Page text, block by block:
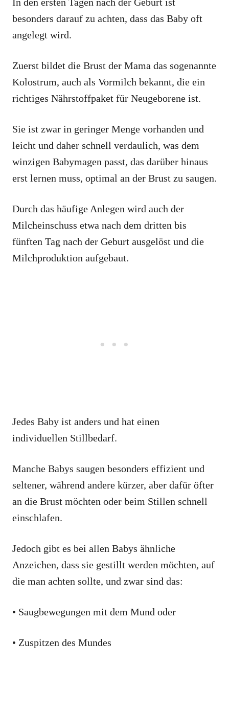
besonders darauf zu achten, dass das Baby oft
angelegt wird.
Zuerst bildet die Brust der Mama das sogenannte
Kolostrum, auch als Vormilch bekannt, die ein
richtiges Nährstoffpaket für Neugeborene ist.
Sie ist zwar in geringer Menge vorhanden und
leicht und daher schnell verdaulich, was dem
winzigen Babymagen passt, das darüber hinaus
erst lernen muss, optimal an der Brust zu saugen.
Durch das häufige Anlegen wird auch der
Milcheinschuss etwa nach dem dritten bis
fünften Tag nach der Geburt ausgelöst und die
Milchproduktion aufgebaut.
Jedes Baby ist anders und hat einen
individuellen Stillbedarf.
Manche Babys saugen besonders effizient und
seltener, während andere kürzer, aber dafür öfter
an die Brust möchten oder beim Stillen schnell
einschlafen.
Jedoch gibt es bei allen Babys ähnliche
Anzeichen, dass sie gestillt werden möchten, auf
die man achten sollte, und zwar sind das:
• Saugbewegungen mit dem Mund oder
• Zuspitzen des Mundes